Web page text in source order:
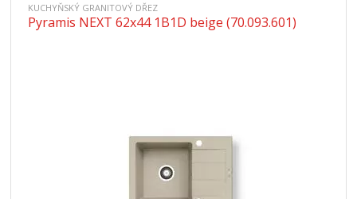
KUCHYŇSKÝ GRANITOVÝ DŘEZ
Pyramis NEXT 62x44 1B1D beige (70.093.601)